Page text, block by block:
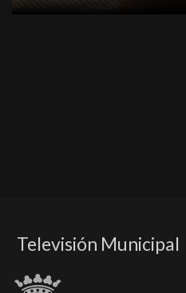
Televisión Municipal